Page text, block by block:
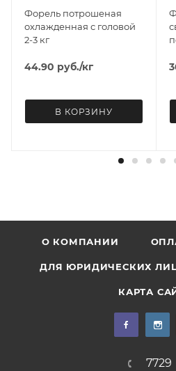
Форель потрошеная
охлажденная с головой
2-3 кг
44.90 руб./кг
В КОРЗИНУ
О КОМПАНИИ
ДЛЯ ЮРИДИЧЕСКИХ
КАРТА
7729